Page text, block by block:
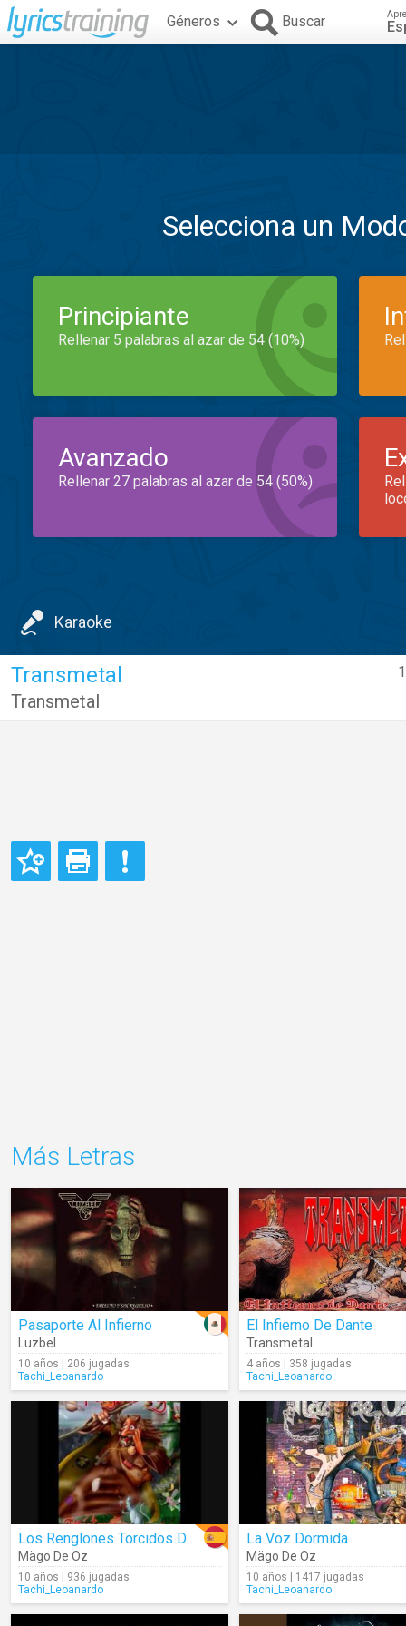
Géneros Buscar
Selecciona un
Principiante
Rellenar 5 palabras al azar de 54 (10%)
Avanzado
Rellenar 27 palabras al azar de 54 (50%)
Karaoke
Transmetal
Transmetal
Más Letras
Pasaporte Al Infierno
Luzbel
10 años | 206 jugadas
Tachi_Leoanardo
El Infierno De Dante
Transmetal
4 años | 358 jugadas
Tachi_Leoanardo
Los Renglones Torcidos De Dios
Mägo De Oz
10 años | 936 jugadas
Tachi_Leoanardo
La Voz Dormida
Mägo De Oz
10 años | 1417 jugadas
Tachi_Leoanardo